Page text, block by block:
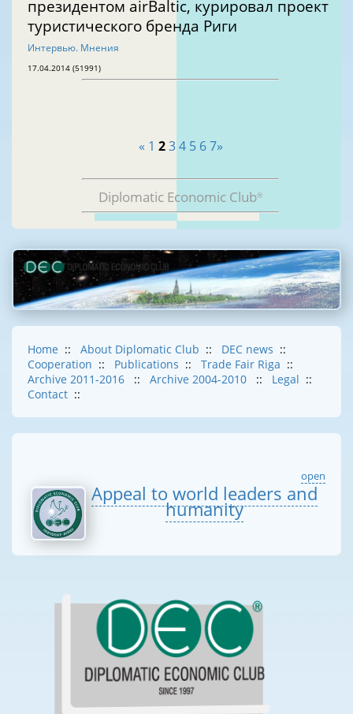
президентом airBaltic, курировал проект
туристического бренда Риги
Интервью. Мнения
17.04.2014 (51991)
« 1 2 3 4 5 6 7»
Diplomatic Economic Club®
Home :: About Diplomatic Club :: DEC news ::
Cooperation :: Publications :: Trade Fair Riga ::
Archive 2011-2016
:: Archive 2004-2010 :: Legal ::
Contact ::
open
Appeal to world leaders and
humanity